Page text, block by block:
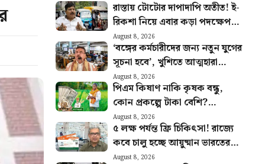
রাস্তায় টোটোর দাপাদাপি অতীত! ই-
রিকশা নিয়ে এবার কড়া পদক্ষেপ
পরিবহণ দফতরের
August 8, 2026
‘বঙ্গের কর্মচারীদের জন্য নতুন যুগের
সূচনা হবে’, খুশিতে আত্মহারা
সরকারি কর্মচারীরা
August 8, 2026
পিএম কিষাণ নাকি কৃষক বন্ধু,
কোন প্রকল্পে টাকা বেশি?
কোনটায় বেশি সুবিধা জানুন
August 8, 2026
৫ লক্ষ পর্যন্ত ফ্রি চিকিৎসা! রাজ্যে
কবে চালু হচ্ছে আয়ুষ্মান ভারতের
পরিষেবা? জানালেন স্বাস্থ্যমন্ত্রী
August 8, 2026